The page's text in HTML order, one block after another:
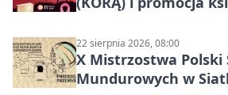
22 sierpnia 2026, 08:00
X Mistrzostwa Polski
Mundurowych w